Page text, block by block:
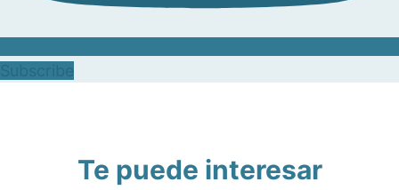
Te puede interesar